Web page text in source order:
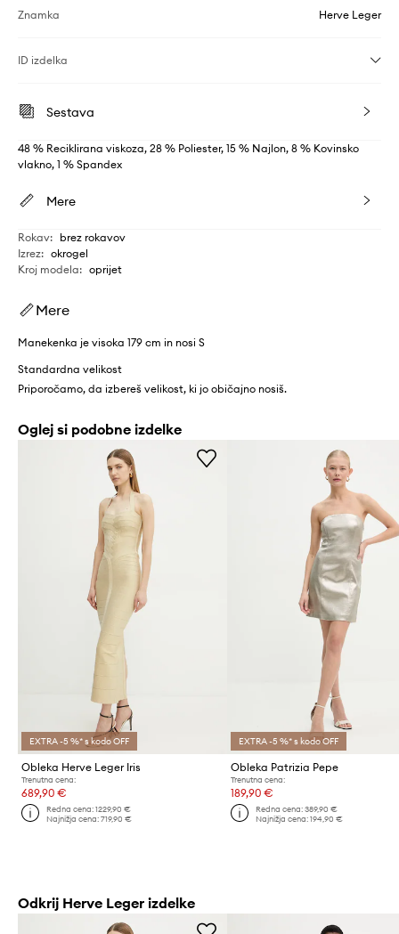
Znamka Herve Leger
ID izdelka
Sestava
48 % Reciklirana viskoza, 28 % Poliester, 15 % Najlon, 8 % Kovinsko
vlakno, 1 % Spandex
Mere
Rokav: brez rokavov
Izrez: okrogel
Kroj modela: oprijet
Mere
Manekenka je visoka 179 cm in nosi S
Standardna velikost
Priporočamo, da izbereš velikost, ki jo običajno nosiš.
Oglej si podobne izdelke
EXTRA -5 %* s kodo OFF
Obleka Herve Leger Iris
Trenutna cena:
689,90 €
Redna cena:1229,90 €
Najnižja cena:719,90 €
EXTRA -5 %* s kodo OFF
Obleka Patrizia Pepe
Trenutna cena:
189,90 €
Redna cena: 389,90 €
Najnižja cena: 194,90 €
Odkrij Herve Leger izdelke